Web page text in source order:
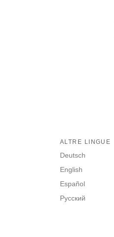
ALTRE LINGUE
Deutsch
English
Español
Русский